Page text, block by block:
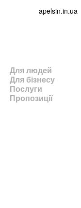
apelsin.in.ua
Для людей
Для бізнесу
Послуги
Пропозиції